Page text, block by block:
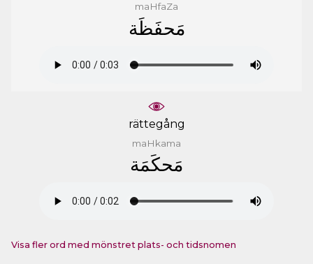
maHfaZa
ﻣَﺤﻔَﻈَﺔ
rättegång
maHkama
ﻣَﺤﻜَﻤَﺔ
Visa fler ord med mönstret plats- och tidsnomen